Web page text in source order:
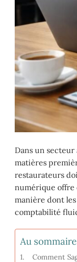
Dans un
matières
restaurateurs
numérique offre
manière dont
comptabilité
Au
Comment